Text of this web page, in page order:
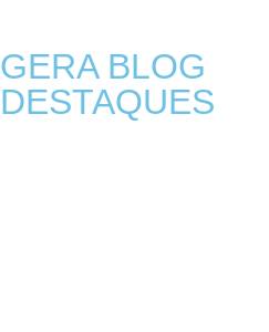
GERA BLOG
DESTAQUES